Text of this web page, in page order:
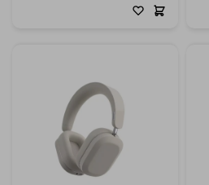
Movilidad